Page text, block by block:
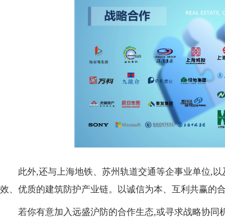
此外,还与上海地铁、苏州轨道交通等企事业单位,
效、优质的建筑防护产业链。以诚信为本、互利共赢的
若你有意加入远盛沪防的合作生态,或寻求战略协同